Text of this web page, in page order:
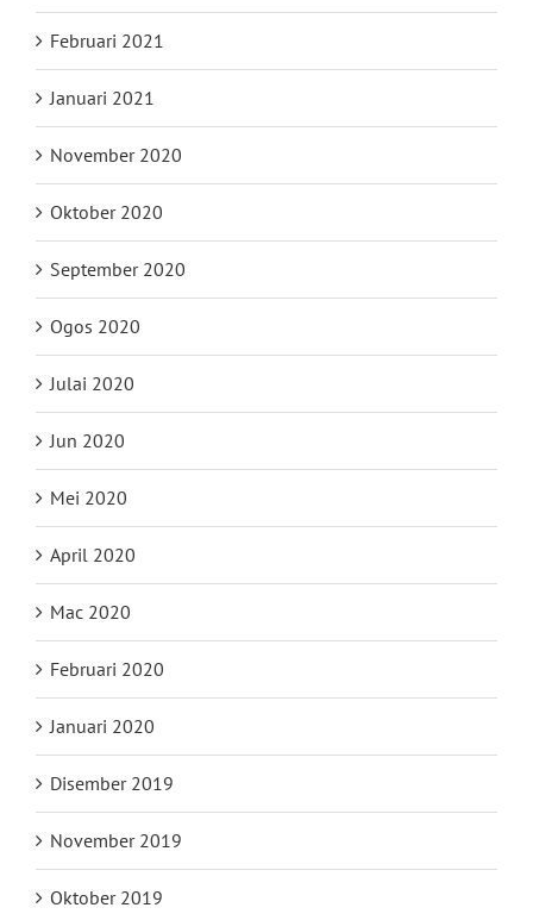
Februari 2021
Januari 2021
November 2020
Oktober 2020
September 2020
Ogos 2020
Julai 2020
Jun 2020
Mei 2020
April 2020
Mac 2020
Februari 2020
Januari 2020
Disember 2019
November 2019
Oktober 2019